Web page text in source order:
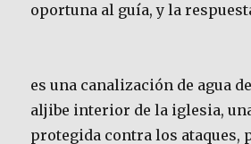
oportuna al guía, y la
es una canalización de agua
aljibe interior de la iglesia,
protegida contra los ataques,